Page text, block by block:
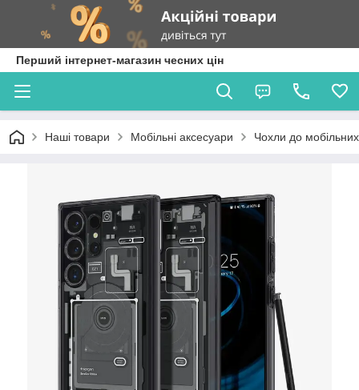
Перший інтернет-магазин чесних цін
Наші товари Мобільні аксесуари Чохли до